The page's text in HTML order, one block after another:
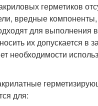
герметиков
вредные
для выполнения
их допускается в
необходимости
для: